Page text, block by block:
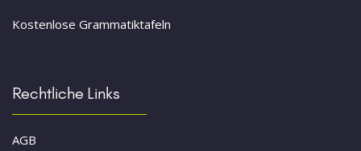
Kostenlose Grammatiktafeln
Rechtliche Links
AGB